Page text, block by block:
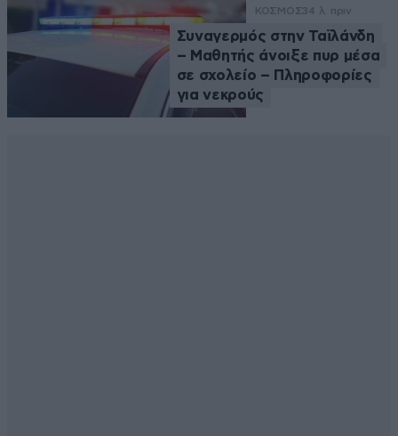
ΚΟΣΜΟΣ34 λ. πριν
Συναγερμός στην Ταϊλάνδη
– Μαθητής άνοιξε πυρ μέσα
σε σχολείο – Πληροφορίες
για νεκρούς